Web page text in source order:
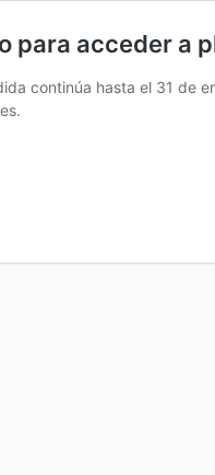
para acceder a
continúa hasta el 31 de